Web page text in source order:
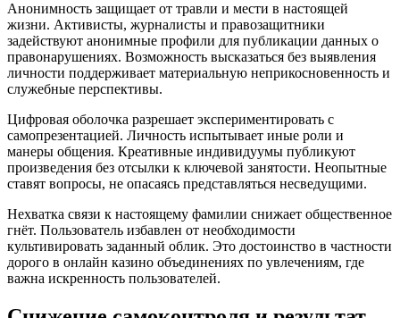
Анонимность защищает от травли и мести в настоящей
жизни. Активисты, журналисты и правозащитники
задействуют анонимные профили для публикации данных о
правонарушениях. Возможность высказаться без выявления
личности поддерживает материальную неприкосновенность и
служебные перспективы.
Цифровая оболочка разрешает экспериментировать с
самопрезентацией. Личность испытывает иные роли и
манеры общения. Креативные индивидуумы публикуют
произведения без отсылки к ключевой занятости. Неопытные
ставят вопросы, не опасаясь представляться несведущими.
Нехватка связи к настоящему фамилии снижает общественное
гнёт. Пользователь избавлен от необходимости
культивировать заданный облик. Это достоинство в частности
дорого в онлайн казино объединениях по увлечениям, где
важна искренность пользователей.